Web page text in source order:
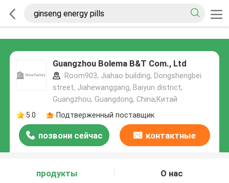
Guangzhou Bolema B&T Com., Ltd
Room903, Jiahao building, Dongshengbei
street, Jiahewanggang, Baiyun district,
Guangzhou, Guangdong, China,Китай
5.0
Подтверженный поставщик
позвони сейчас контактные
продукты
О нас